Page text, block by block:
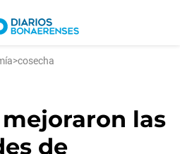
>cosecha
las
de